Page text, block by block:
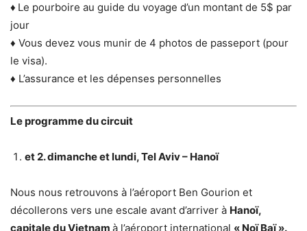
♦ Le pourboire au guide du voyage d’un montant de 5$ par
jour
♦ Vous devez vous munir de 4 photos de passeport (pour
le visa).
♦ L’assurance et les dépenses personnelles
Le programme du circuit
et 2. dimanche et lundi, Tel Aviv – Hanoï
Nous nous retrouvons à l’aéroport Ben Gourion et
décollerons vers une escale avant d’arriver à Hanoï,
capitale du Vietnam à l’aéroport international « Noï Baï ».